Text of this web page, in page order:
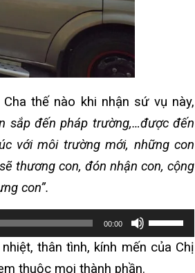
thế nào khi nhận sứ vụ này,
sắp đến pháp trường,…được đến
với môi trường mới, những con
thương con, đón nhận con, cộng
con”.
00:00
dụng
các
thân tình, kính mến của Chị
thuộc mọi thành phần.